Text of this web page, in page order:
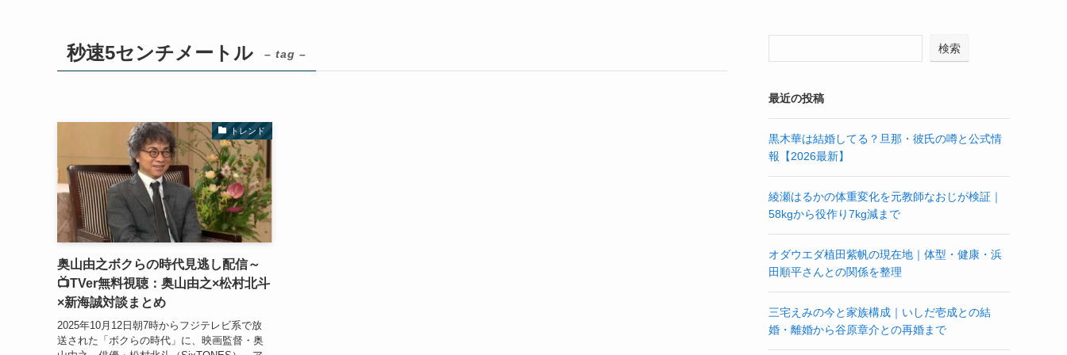
秒速5センチメートル – tag –
トレンド
奥山由之ボクらの時代見逃し配信～
📺TVer無料視聴：奥山由之×松村北斗
×新海誠対談まとめ
2025年10月12日朝7時からフジテレビ系で放
送された「ボクらの時代」に、映画監督・奥
検索
最近の投稿
黒木華は結婚してる？旦那・彼氏の噂と公式情
報【2026最新】
綾瀬はるかの体重変化を元教師なおじが検証｜
58kgから役作り7kg減まで
オダウエダ植田紫帆の現在地｜体型・健康・浜
田順平さんとの関係を整理
三宅えみの今と家族構成｜いしだ壱成との結
婚・離婚から谷原章介との再婚まで